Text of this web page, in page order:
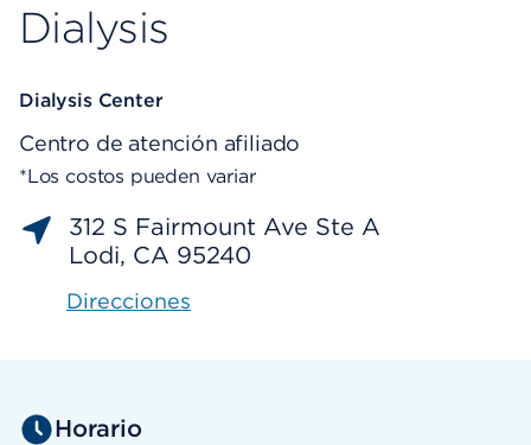
Dialysis
Dialysis Center
Centro de atención afiliado
*Los costos pueden variar
312 S Fairmount Ave Ste A
Lodi, CA 95240
Direcciones
Horario